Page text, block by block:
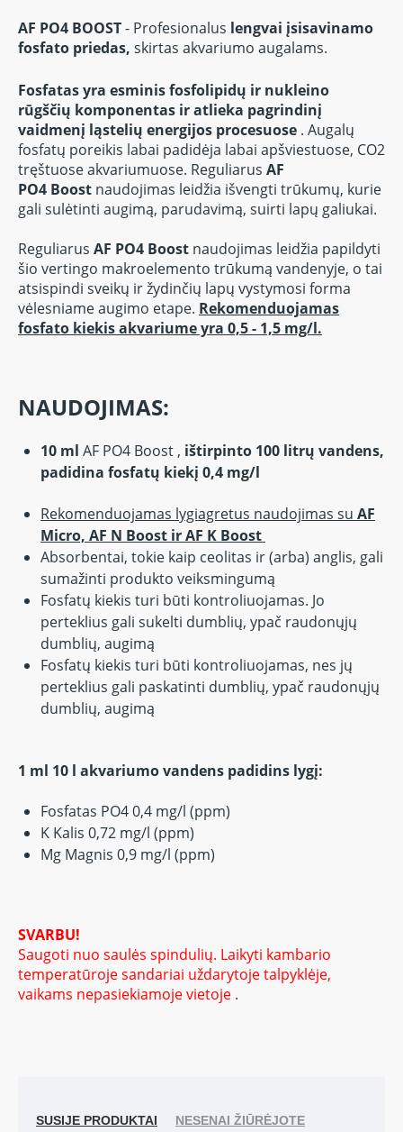
AF PO4 BOOST- Profesionalus lengvai įsisavinamo
fosfato priedas, skirtas akvariumo augalams.
Fosfatas yra esminis fosfolipidų ir nukleino
rūgščių komponentas ir atlieka pagrindinį
vaidmenį ląstelių energijos procesuose . Augalų
fosfatų poreikis labai padidėja labai apšviestuose, CO2
tręštuose akvariumuose. Reguliarus AF
PO4 Boost naudojimas leidžia išvengti trūkumų, kurie
gali sulėtinti augimą, parudavimą, suirti lapų galiukai.
Reguliarus AF PO4 Boost naudojimas leidžia papildyti
šio vertingo makroelemento trūkumą vandenyje, o tai
atsispindi sveikų ir žydinčių lapų vystymosi forma
vėlesniame augimo etape. Rekomenduojamas
fosfato kiekis akvariume yra 0,5 - 1,5 mg/l.
NAUDOJIMAS:
10 ml AF PO4 Boost , ištirpinto 100 litrų vandens,
padidina fosfatų kiekį 0,4 mg/l
Rekomenduojamas lygiagretus naudojimas su AF
Micro, AF N Boost ir AF K Boost
Absorbentai, tokie kaip ceolitas ir (arba) anglis, gali
sumažinti produkto veiksmingumą
Fosfatų kiekis turi būti kontroliuojamas. Jo
perteklius gali sukelti dumblių, ypač raudonųjų
dumblių, augimą
Fosfatų kiekis turi būti kontroliuojamas, nes jų
perteklius gali paskatinti dumblių, ypač raudonųjų
dumblių, augimą
1 ml 10 l akvariumo vandens padidins lygį:
Fosfatas PO4 0,4 ​​mg/l (ppm)
K Kalis 0,72 mg/l (ppm)
Mg Magnis 0,9 mg/l (ppm)
SVARBU!
Saugoti nuo saulės spindulių. Laikyti kambario
temperatūroje sandariai uždarytoje talpyklėje,
vaikams nepasiekiamoje vietoje .
SUSIJE PRODUKTAI NESENAI ŽIŪRĖJOTE